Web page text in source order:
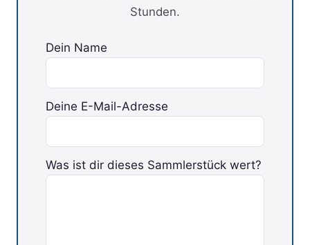
Stunden.
Dein Name
Deine E-Mail-Adresse
Bitte lasse dieses Feld leer.
Was ist dir dieses Sammlerstück wert?